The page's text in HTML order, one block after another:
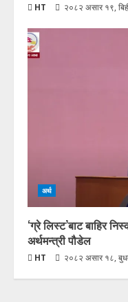
HT २०८२ असार १९,
अर्थ
‘ग्रे लिस्ट’बाट बाहिर
अर्थमन्त्री पौडेल
HT २०८२ असार १८,